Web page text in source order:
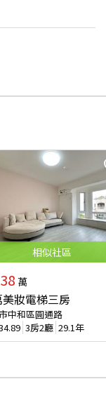
相似社區
萬
美妝電梯三房
中和區圓通路
3房2廳 29.1年